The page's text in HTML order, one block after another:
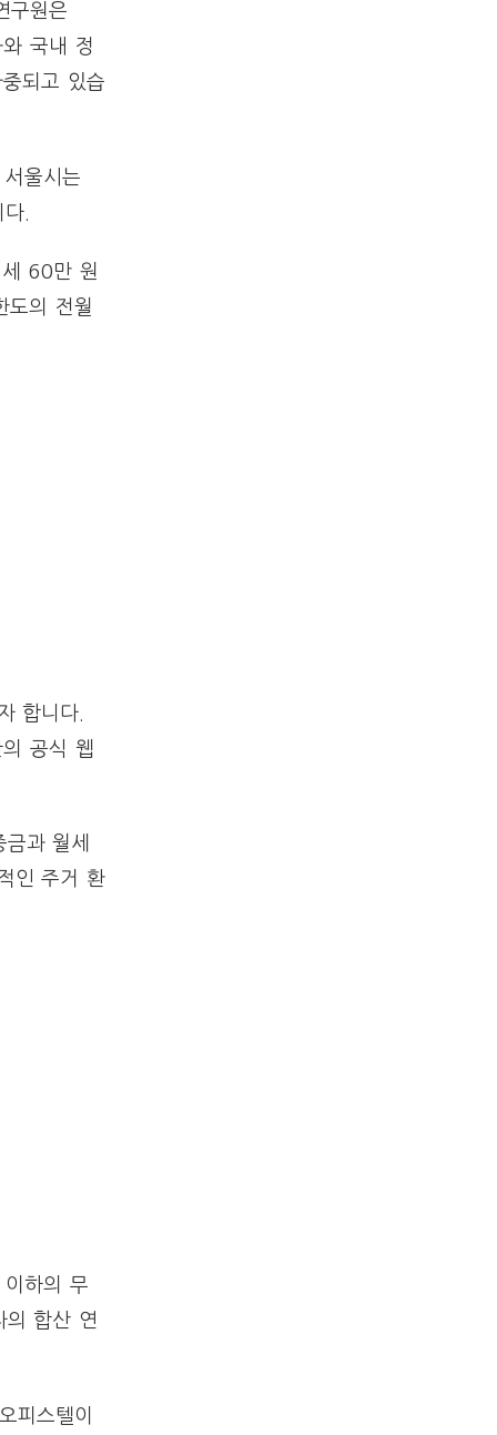
구원은
국내 정
되고 있습
울시는
.
60만 원
도의 전월
합니다.
공식 웹
과 월세
인 주거 환
하의 무
의 합산 연
피스텔이